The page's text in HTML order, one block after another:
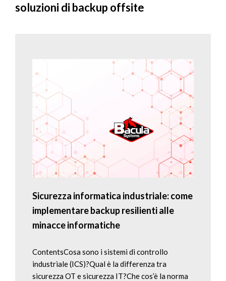
soluzioni di backup offsite
Sicurezza informatica industriale: come
implementare backup resilienti alle
minacce informatiche
ContentsCosa sono i sistemi di controllo
industriale (ICS)?Qual è la differenza tra
sicurezza OT e sicurezza IT?Che cos’è la norma